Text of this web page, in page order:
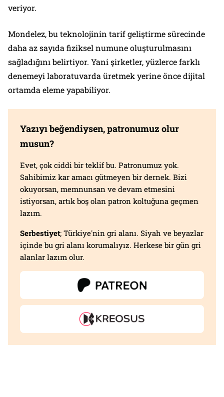
veriyor.
Mondelez, bu teknolojinin tarif geliştirme sürecinde
daha az sayıda fiziksel numune oluşturulmasını
sağladığını belirtiyor. Yani şirketler, yüzlerce farklı
denemeyi laboratuvarda üretmek yerine önce dijital
ortamda eleme yapabiliyor.
Yazıyı beğendiysen, patronumuz olur
musun?
Evet, çok ciddi bir teklif bu. Patronumuz yok.
Sahibimiz kar amacı gütmeyen bir dernek. Bizi
okuyorsan, memnunsan ve devam etmesini
istiyorsan, artık boş olan patron koltuğuna geçmen
lazım.
Serbestiyet; Türkiye'nin gri alanı. Siyah ve beyazlar
içinde bu gri alanı korumalıyız. Herkese bir gün gri
alanlar lazım olur.